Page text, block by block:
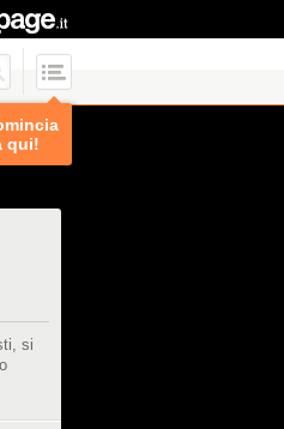
qui!
si